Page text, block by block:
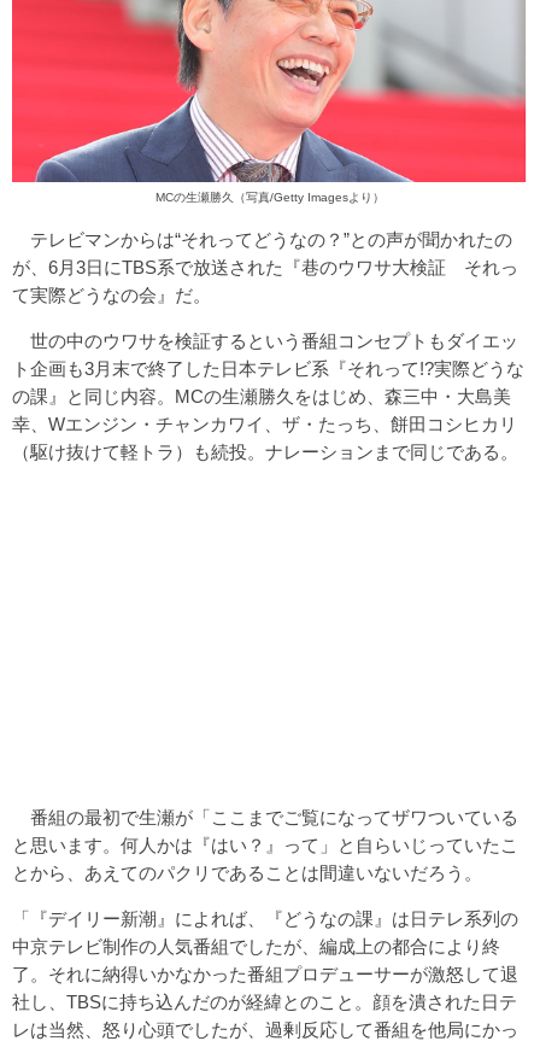
MCの生瀬勝久（写真/Getty Imagesより）
テレビマンからは“それってどうなの？”との声が聞かれたの
が、6月3日にTBS系で放送された『巷のウワサ大検証 それっ
て実際どうなの会』だ。
世の中のウワサを検証するという番組コンセプトもダイエッ
ト企画も3月末で終了した日本テレビ系『それって!?実際どうな
の課』と同じ内容。MCの生瀬勝久をはじめ、森三中・大島美
幸、Wエンジン・チャンカワイ、ザ・たっち、餅田コシヒカリ
（駆け抜けて軽トラ）も続投。ナレーションまで同じである。
番組の最初で生瀬が「ここまでご覧になってザワついている
と思います。何人かは『はい？』って」と自らいじっていたこ
とから、あえてのパクリであることは間違いないだろう。
「『デイリー新潮』によれば、『どうなの課』は日テレ系列の
中京テレビ制作の人気番組でしたが、編成上の都合により終
了。それに納得いかなかった番組プロデューサーが激怒して退
社し、TBSに持ち込んだのが経緯とのこと。顔を潰された日テ
レは当然、怒り心頭でしたが、過剰反応して番組を他局にかっ